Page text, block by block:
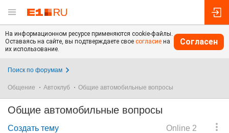
На информационном ресурсе применяются cookie-файлы.
Оставаясь на сайте, вы подтверждаете свое согласие на
их использование.
Согласен
Поиск по форумам
Общение Автоклуб Общие автомобильные вопросы
Общие автомобильные вопросы
Online 2
Создать тему